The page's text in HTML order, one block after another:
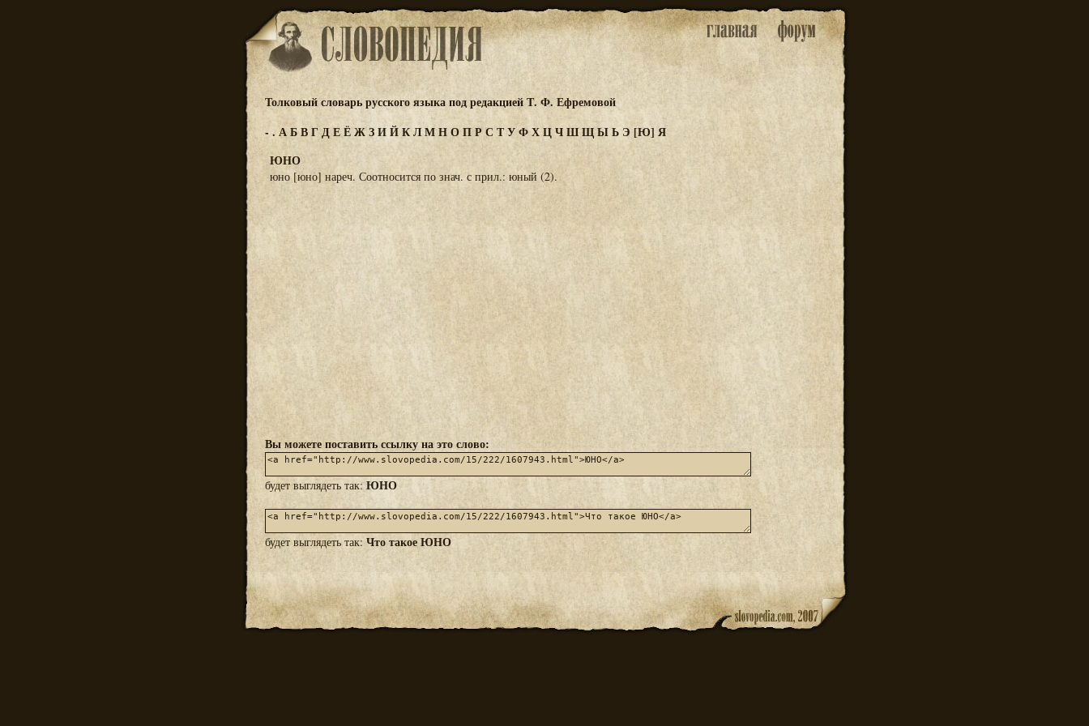
Толковый словарь русского языка под редакцией Т. Ф. Ефремовой
-. АБВГДЕЁЖЗИЙКЛМНОПРС ТУФХЦЧШЩЫЬ Э[Ю] Я
ЮНО
юно [юно] нареч. Соотносится по знач. с прил.: юный (2).
Вы можете поставить ссылку на это слово:
будет выглядеть так:ЮНО
будет выглядеть так: Что такое ЮНО